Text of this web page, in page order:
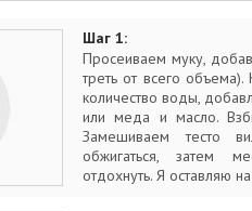
Шаг 1:
Просеиваем муку,
треть от всего
количество воды,
или меда и масло.
Замешиваем тесто
обжигаться, затем
отдохнуть. Я оставляю